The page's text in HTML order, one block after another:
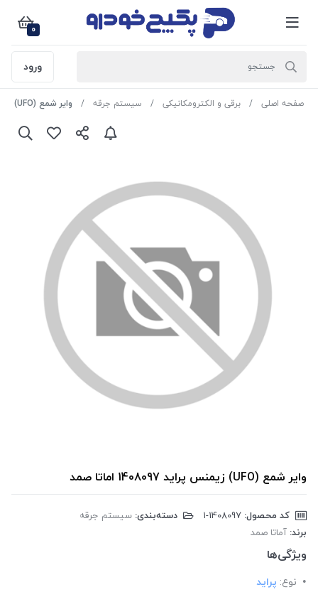
0
ورود
صفحه اصلی برقی و الکترومکانیکی سیستم جرقه وایر شمع (UFO) زیمنس پراید 1408097 اماتا صمد
وایر شمع (UFO) زیمنس پراید 1408097 اماتا صمد
کد محصول: دسته‌بندی: سیستم جرقه
برند: آماتا صمد
ویژگی‌ها
نوع: پراید